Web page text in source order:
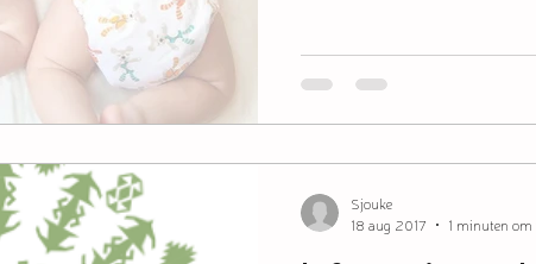
Sjouke
18 aug 2017
1 minuten om